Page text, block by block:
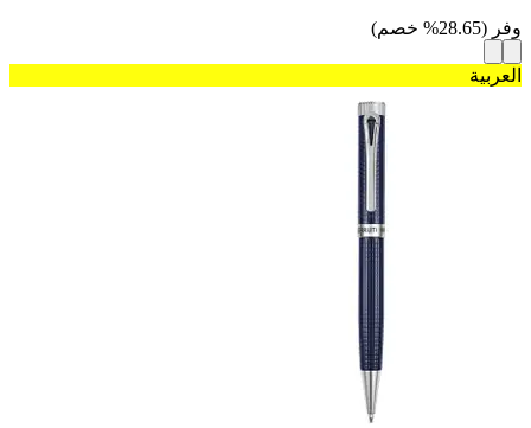
وفر (
28.65
% خصم)
العربية